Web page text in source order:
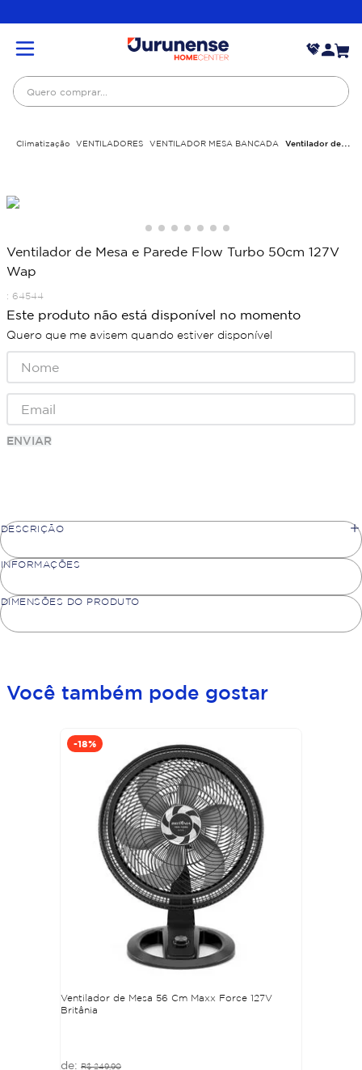
Quero comprar...
Climatização VENTILADORES VENTILADOR MESA BANCADA Ventilador de
Ventilador de Mesa e Parede Flow Turbo 50cm 127V
Wap
: 64544
Este produto não está disponível no momento
Quero que me avisem quando estiver disponível
ENVIAR
DESCRIÇÃO
INFORMAÇÕES
DIMENSÕES DO PRODUTO
Você também pode gostar
-18%
Ventilador de Mesa 56 Cm Maxx Force 127V
Britânia
R$ 249,90